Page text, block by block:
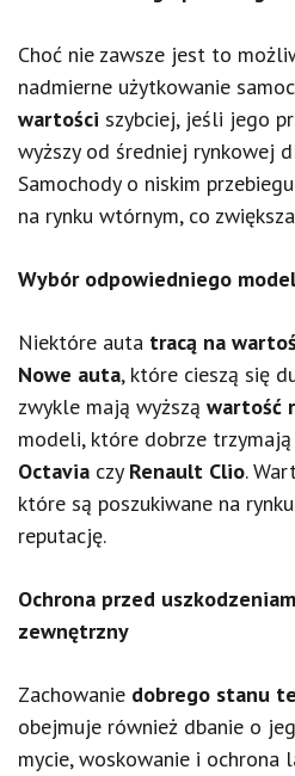
Choć nie zawsze jest to
nadmierne użytkowanie
wartości szybciej, jeśli jego
wyższy od średniej rynkowej
Samochody o niskim
na rynku wtórnym, co
Wybór odpowiedniego
Niektóre auta tracą na
Nowe auta, które cieszą się
zwykle mają wyższą wartość
modeli, które dobrze
Octavia czy Renault Clio.
które są poszukiwane na
reputację.
Ochrona przed
zewnętrzny
Zachowanie dobrego stanu
obejmuje również dbanie o
mycie, woskowanie i ochrona